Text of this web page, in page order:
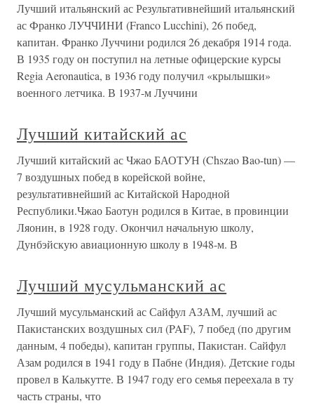
Лучший итальянский ас Результативнейший итальянский
ас Франко ЛУЧЧИНИ (Franco Lucchini), 26 побед,
капитан. Франко Луччини родился 26 декабря 1914 года.
В 1935 году он поступил на летные офицерские курсы
Regia Aeronautica, в 1936 году получил «крылышки»
военного летчика. В 1937-м Луччини
Лучший китайский ас
Лучший китайский ас Чжао БАОТУН (Chszao Bao-tun) —
7 воздушных побед в корейской войне,
результативнейший ас Китайской Народной
Республики.Чжао Баотун родился в Китае, в провинции
Ляонин, в 1928 году. Окончил начальную школу,
Дунбэйскую авиационную школу в 1948-м. В
Лучший мусульманский ас
Лучший мусульманский ас Сайфул АЗАМ, лучший ас
Пакистанских воздушных сил (PAF), 7 побед (по другим
данным, 4 победы), капитан группы, Пакистан. Сайфул
Азам родился в 1941 году в Пабне (Индия). Детские годы
провел в Калькутте. В 1947 году его семья переехала в ту
часть страны, что